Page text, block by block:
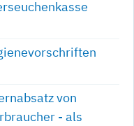
von
- als